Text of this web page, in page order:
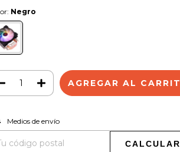
Negro
para el CP:
Medios de envío
CALCULAR